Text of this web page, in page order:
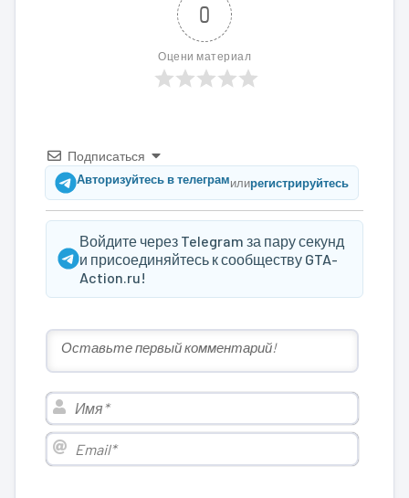
0
Оцени материал
Подписаться
Авторизуйтесь в телеграмилирегистрируйтесь
Войдите через Telegram за пару секунд
и присоединяйтесь к сообществу GTA-
Action.ru!
Имя*
Email*